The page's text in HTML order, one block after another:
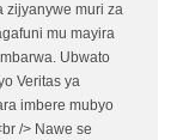
zijyanywe muri za
mu mayira
Ubwato
Veritas ya
imbere mubyo
/> Nawe se